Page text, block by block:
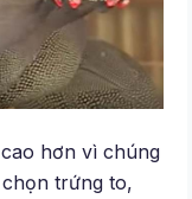
hơn vì chúng
trứng to,